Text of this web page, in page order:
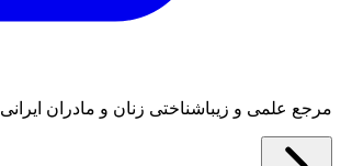
مرجع علمی و زیباشناختی زنان و مادران ایرانی